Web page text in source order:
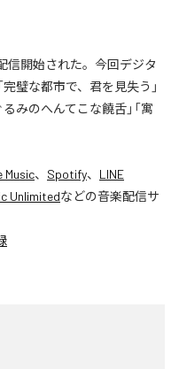
信開始された。今回デジタ
璧な都市で、君を見失う」
みのへんてこな饒舌」「寓
Music、 Spotify、 LINE
Unlimitedなどの音楽配信サ